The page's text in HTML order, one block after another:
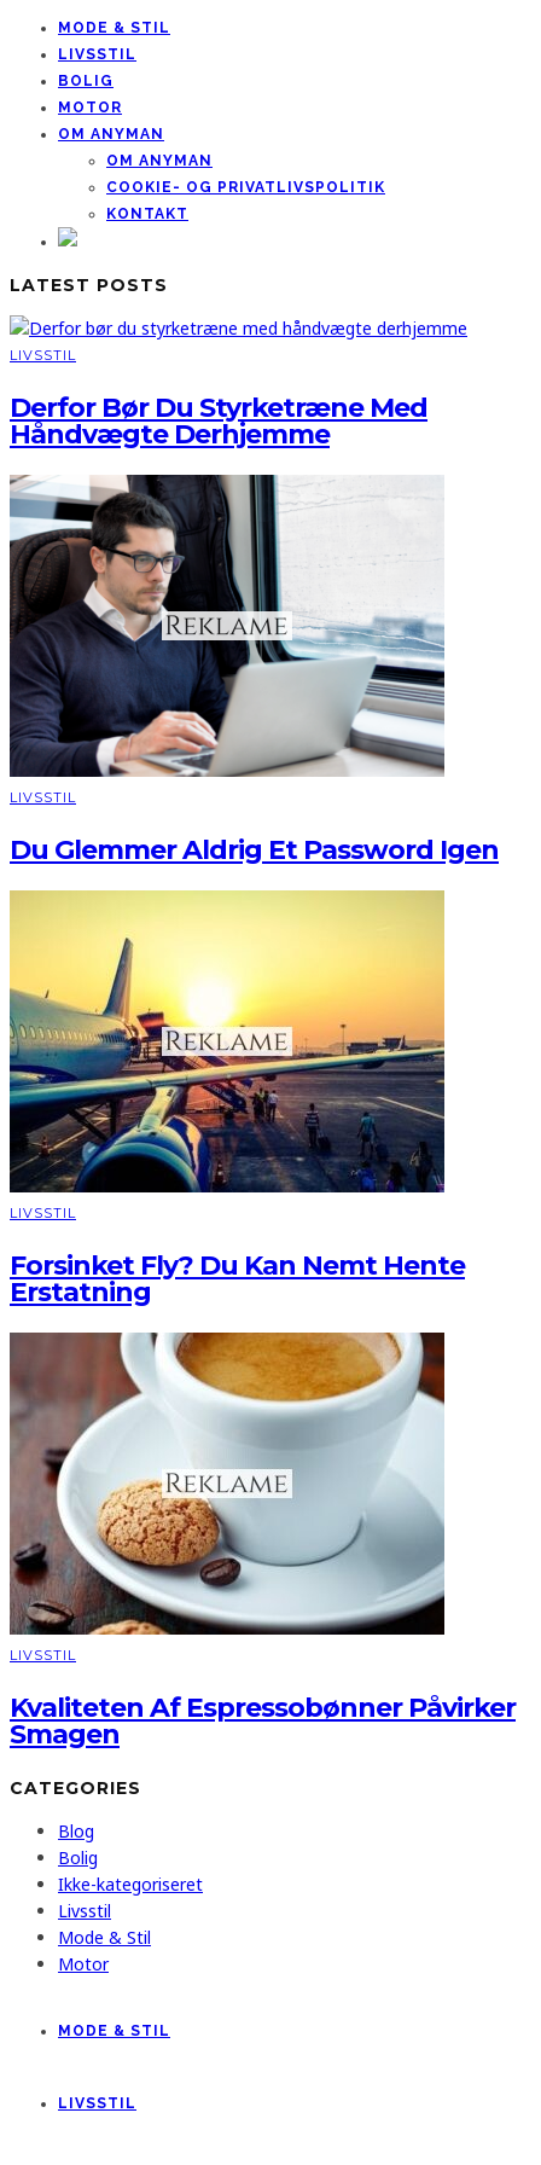
MODE & STIL
LIVSSTIL
BOLIG
MOTOR
OM ANYMAN
OM ANYMAN
COOKIE- OG PRIVATLIVSPOLITIK
KONTAKT
LATEST POSTS
LIVSSTIL
Derfor Bør Du Styrketræne Med
Håndvægte Derhjemme
LIVSSTIL
Du Glemmer Aldrig Et Password Igen
LIVSSTIL
Forsinket Fly? Du Kan Nemt Hente
Erstatning
LIVSSTIL
Kvaliteten Af Espressobønner Påvirker
Smagen
CATEGORIES
Blog
Bolig
Ikke-kategoriseret
Livsstil
Mode & Stil
Motor
MODE & STIL
LIVSSTIL